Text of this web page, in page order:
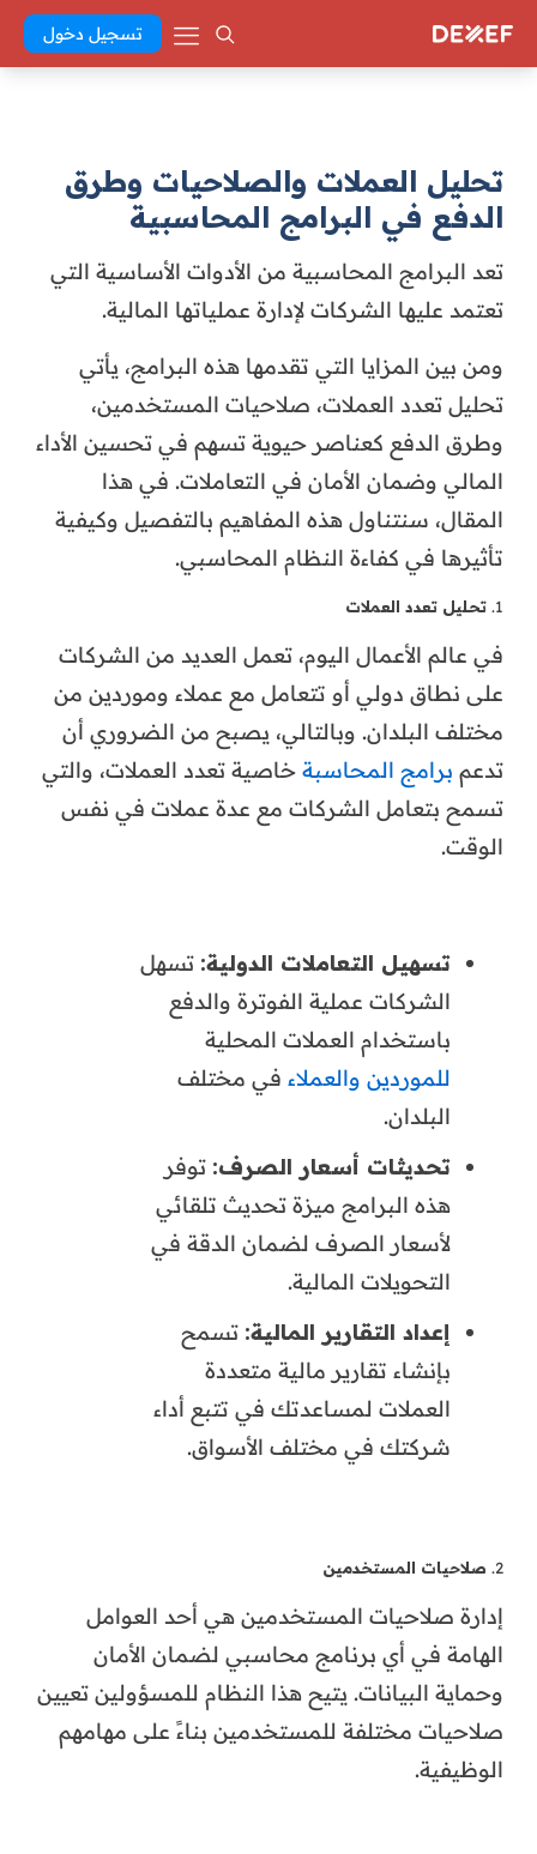
تسجيل دخول
تحليل العملات والصلاحيات وطرق
الدفع في البرامج المحاسبية
تعد البرامج المحاسبية من الأدوات الأساسية التي
تعتمد عليها الشركات لإدارة عملياتها المالية.
ومن بين المزايا التي تقدمها هذه البرامج، يأتي
تحليل تعدد العملات، صلاحيات المستخدمين،
وطرق الدفع كعناصر حيوية تسهم في تحسين الأداء
المالي وضمان الأمان في التعاملات. في هذا
المقال، سنتناول هذه المفاهيم بالتفصيل وكيفية
تأثيرها في كفاءة النظام المحاسبي.
1. تحليل تعدد العملات
في عالم الأعمال اليوم، تعمل العديد من الشركات
على نطاق دولي أو تتعامل مع عملاء وموردين من
مختلف البلدان. وبالتالي، يصبح من الضروري أن
تدعم برامج المحاسبة خاصية تعدد العملات، والتي
تسمح بتعامل الشركات مع عدة عملات في نفس
الوقت.
تسهيل التعاملات الدولية: تسهل
الشركات عملية الفوترة والدفع
باستخدام العملات المحلية
للموردين والعملاء في مختلف
البلدان.
تحديثات أسعار الصرف: توفر
هذه البرامج ميزة تحديث تلقائي
لأسعار الصرف لضمان الدقة في
التحويلات المالية.
إعداد التقارير المالية: تسمح
بإنشاء تقارير مالية متعددة
العملات لمساعدتك في تتبع أداء
شركتك في مختلف الأسواق.
2. صلاحيات المستخدمين
إدارة صلاحيات المستخدمين هي أحد العوامل
الهامة في أي برنامج محاسبي لضمان الأمان
وحماية البيانات. يتيح هذا النظام للمسؤولين تعيين
صلاحيات مختلفة للمستخدمين بناءً على مهامهم
الوظيفية.